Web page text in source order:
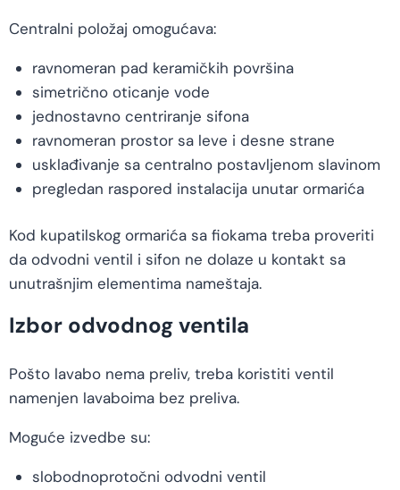
Centralni položaj omogućava:
ravnomeran pad keramičkih površina
simetrično oticanje vode
jednostavno centriranje sifona
ravnomeran prostor sa leve i desne strane
usklađivanje sa centralno postavljenom slavinom
pregledan raspored instalacija unutar ormarića
Kod kupatilskog ormarića sa fiokama treba proveriti
da odvodni ventil i sifon ne dolaze u kontakt sa
unutrašnjim elementima nameštaja.
Izbor odvodnog ventila
Pošto lavabo nema preliv, treba koristiti ventil
namenjen lavaboima bez preliva.
Moguće izvedbe su:
slobodnoprotočni odvodni ventil